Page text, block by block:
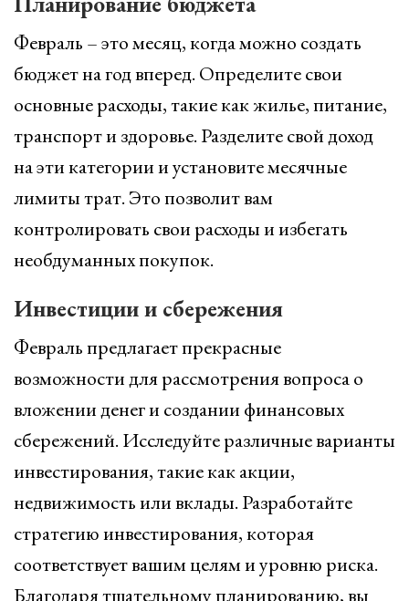
Февраль – это месяц, когда можно создать
бюджет на год вперед. Определите свои
основные расходы, такие как жилье, питание,
транспорт и здоровье. Разделите свой доход
на эти категории и установите месячные
лимиты трат. Это позволит вам
контролировать свои расходы и избегать
необдуманных покупок.
Инвестиции и сбережения
Февраль предлагает прекрасные
возможности для рассмотрения вопроса о
вложении денег и создании финансовых
сбережений. Исследуйте различные варианты
инвестирования, такие как акции,
недвижимость или вклады. Разработайте
стратегию инвестирования, которая
соответствует вашим целям и уровню риска.
Благодаря тщательному планированию, вы